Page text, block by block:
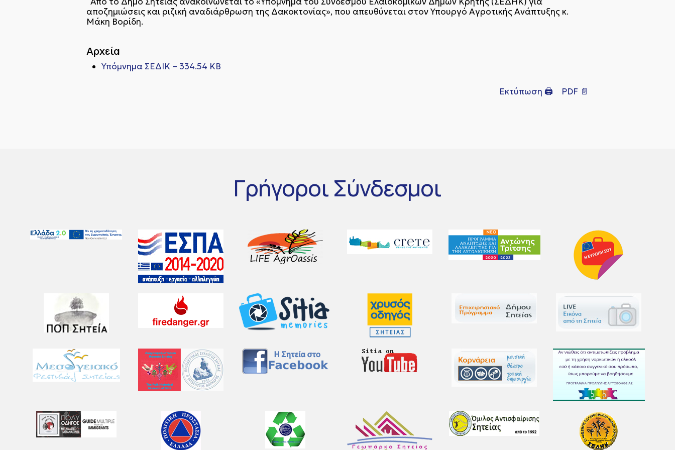
αποζημιώσεις και ριζική αναδιάρθρωση της Δακοκτονίας», που απευθύνεται στον Υπουργό Αγροτικής Ανάπτυξης κ.
Μάκη Βορίδη.
Αρχεία
Υπόμνημα ΣΕΔΙΚ – 334.54 KB
Εκτύπωση 🖨 PDF 📄
Γρήγοροι Σύνδεσμοι